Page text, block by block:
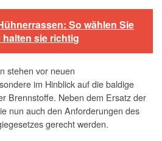
So wählen Sie
sie richtig
stehen vor neuen
im Hinblick auf die baldige
Brennstoffe. Neben dem Ersatz der
nun auch den Anforderungen des
gerecht werden.